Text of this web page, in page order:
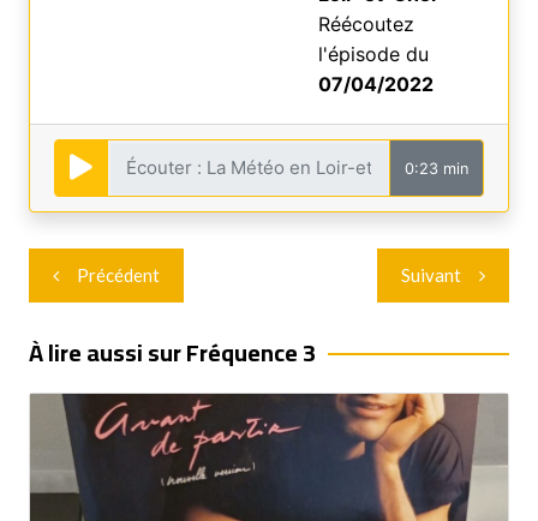
Réécoutez
l'épisode du
07/04/2022
0:23 min
Navigation
de
l’article
Précédent Suivant
À lire aussi sur Fréquence 3